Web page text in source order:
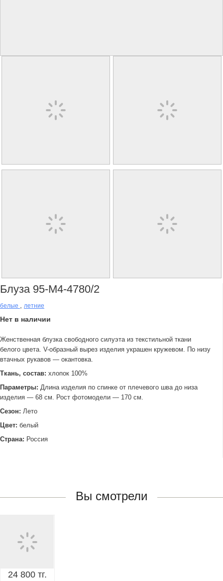
Блуза 95-М4-4780/2
белые летние
Нет в наличии
Женственная блузка свободного силуэта из текстильной ткани
белого цвета. V-образный вырез изделия украшен кружевом. По низу
втачных рукавов — окантовка.
Ткань, состав: хлопок 100%
Параметры: Длина изделия по спинке от плечевого шва до низа
изделия — 68 см. Рост фотомодели — 170 см.
Сезон: Лето
Цвет: белый
Страна: Россия
Вы смотрели
24 800 тг.